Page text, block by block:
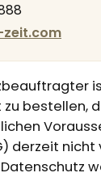
bestellen,
derzeit